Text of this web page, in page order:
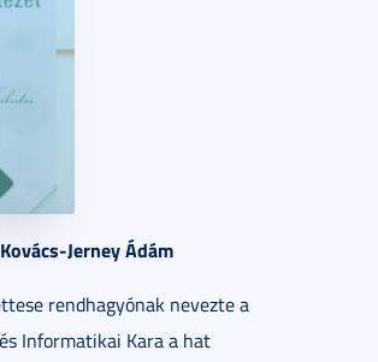
Jerney Ádám
rendhagyónak nevezte a
Informatikai Kara a hat